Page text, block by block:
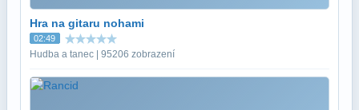
Hra na gitaru nohami
02:49
Hudba a tanec | 95206 zobrazení